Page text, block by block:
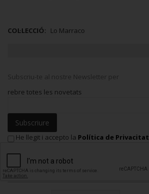
COL·LECCIÓ: Lo Marraco
Subscriu-te al nostre Newsletter per
rebre totes les novetats
Subscriure
He llegit i accepto la Política de Privacitat